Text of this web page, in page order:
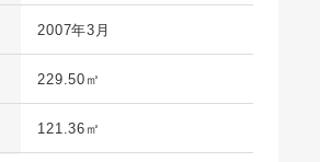
2007年3月
229.50㎡
121.36㎡